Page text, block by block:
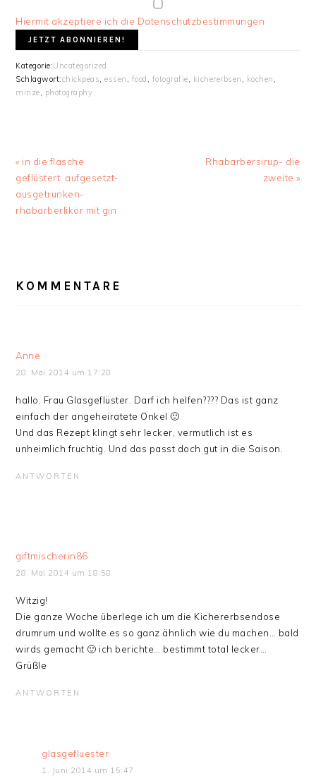
Hiermit akzeptiere ich die Datenschutzbestimmungen
Kategorie:Uncategorized
Schlagwort:chickpeas,essen , food , fotografie, kichererbsen , kochen ,
minze, photography
Vorheriger
Beitrag:
« in die flasche
geflüstert: aufgesetzt-
ausgetrunken-
rhabarberlikör mit gin
Nächster
Rhabarbersirup- die
zweite »
INTERAKTIONEN
KOMMENTARE
Anne
28. Mai 2014 um 17:28
hallo, Frau Glasgeflüster. Darf ich helfen???? Das ist ganz
einfach der angeheiratete Onkel 🙂
Und das Rezept klingt sehr lecker, vermutlich ist es
unheimlich fruchtig. Und das passt doch gut in die Saison.
ANTWORTEN
giftmischerin86
28. Mai 2014 um 18:58
Witzig!
Die ganze Woche überlege ich um die Kichererbsendose
drumrum und wollte es so ganz ähnlich wie du machen… bald
wirds gemacht 🙂 ich berichte… bestimmt total lecker…
Grüßle
ANTWORTEN
glasgefluester
1. Juni 2014 um 15:47